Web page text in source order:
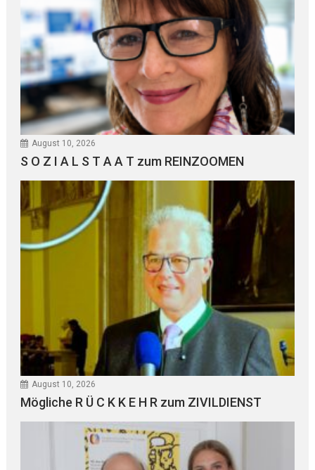
August 10, 2026
S O Z I A L S T A A T zum REINZOOMEN
August 10, 2026
Mögliche R Ü C K K E H R zum ZIVILDIENST